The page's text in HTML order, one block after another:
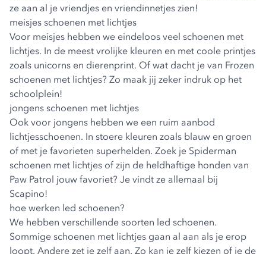
ze aan al je vriendjes en vriendinnetjes zien!
meisjes schoenen met lichtjes
Voor meisjes hebben we eindeloos veel schoenen met
lichtjes. In de meest vrolijke kleuren en met coole printjes
zoals unicorns en dierenprint. Of wat dacht je van Frozen
schoenen met lichtjes? Zo maak jij zeker indruk op het
schoolplein!
jongens schoenen met lichtjes
Ook voor jongens hebben we een ruim aanbod
lichtjesschoenen. In stoere kleuren zoals blauw en groen
of met je favorieten superhelden. Zoek je Spiderman
schoenen met lichtjes of zijn de heldhaftige honden van
Paw Patrol jouw favoriet? Je vindt ze allemaal bij
Scapino!
hoe werken led schoenen?
We hebben verschillende soorten led schoenen.
Sommige schoenen met lichtjes gaan al aan als je erop
loopt. Andere zet je zelf aan. Zo kan je zelf kiezen of je de